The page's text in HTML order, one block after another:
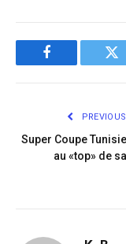
Facebook
Super Coupe
au «top» de